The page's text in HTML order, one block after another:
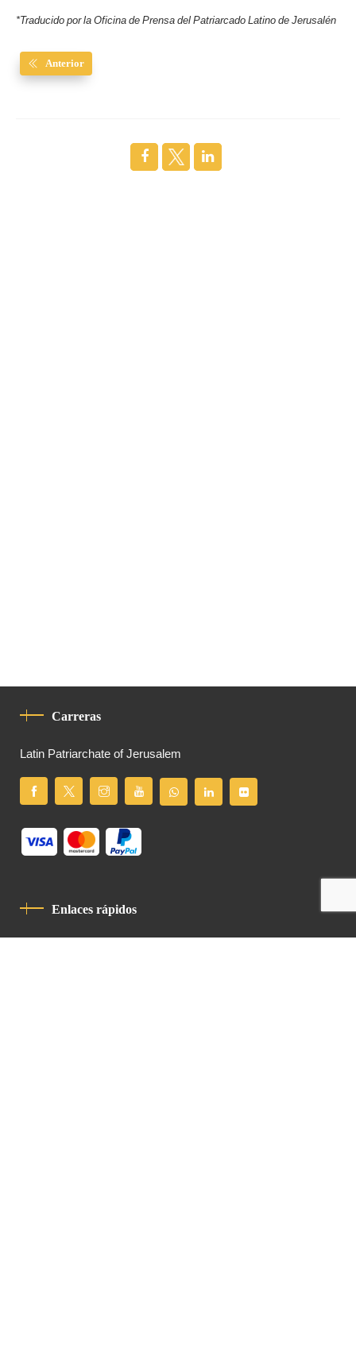
*Traducido por la Oficina de Prensa del Patriarcado Latino de Jerusalén
Anterior
Carreras
Latin Patriarchate of Jerusalem
Enlaces rápidos